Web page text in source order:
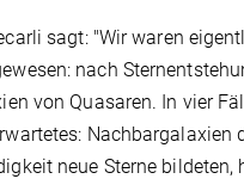
sagt: "Wir waren
nach
von Quasaren. In vier
Nachbargalaxien
neue Sterne